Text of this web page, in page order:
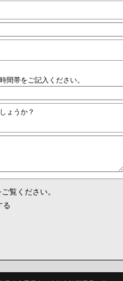
間帯をご記入ください。
ょうか？
ご覧ください。
る